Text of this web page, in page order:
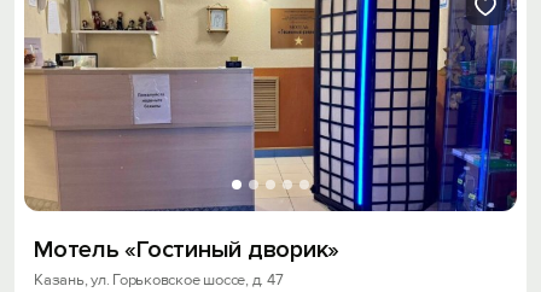
Мотель «Гостиный дворик»
Казань, ул. Горьковское шоссе, д. 47